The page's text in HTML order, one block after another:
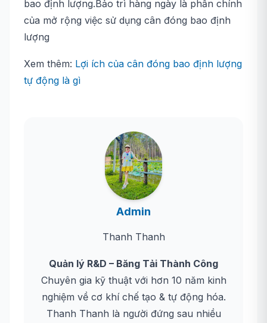
bao định lượng.Bảo trì hàng ngày là phần chính
của mở rộng việc sử dụng cân đóng bao định
lượng
Xem thêm: Lợi ích của cân đóng bao định lượng
tự động là gì
Admin
Thanh Thanh
Quản lý R&D – Băng Tải Thành Công
Chuyên gia kỹ thuật với hơn 10 năm kinh
nghiệm về cơ khí chế tạo & tự động hóa.
Thanh Thanh là người đứng sau nhiều